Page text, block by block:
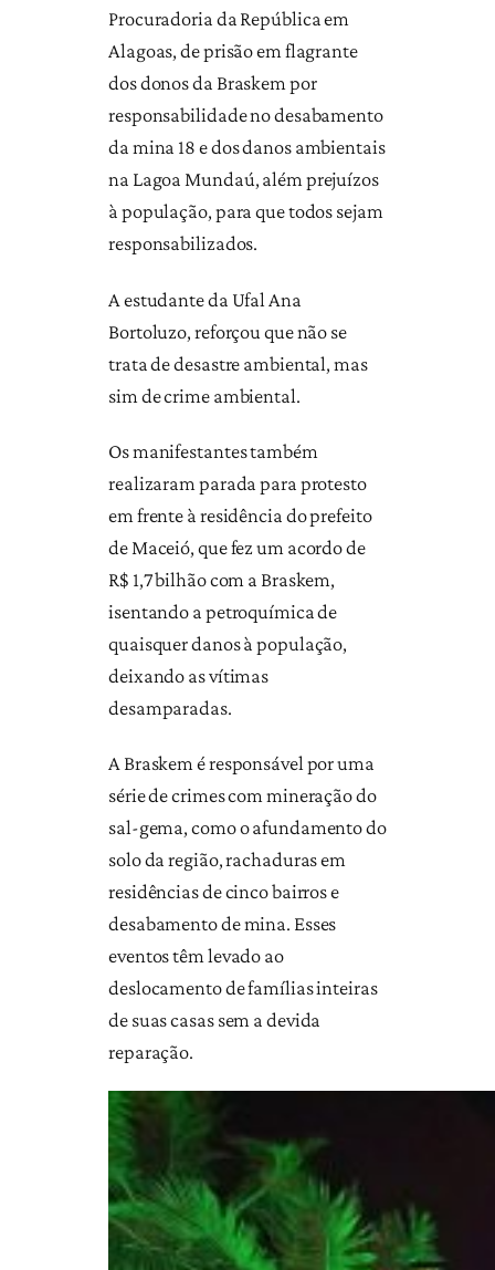
Procuradoria da República em
Alagoas, de prisão em flagrante
dos donos da Braskem por
responsabilidade no desabamento
da mina 18 e dos danos ambientais
na Lagoa Mundaú, além prejuízos
à população, para que todos sejam
responsabilizados.
A estudante da Ufal Ana
Bortoluzo, reforçou que não se
trata de desastre ambiental, mas
sim de crime ambiental.
Os manifestantes também
realizaram parada para protesto
em frente à residência do prefeito
de Maceió, que fez um acordo de
R$ 1,7 bilhão com a Braskem,
isentando a petroquímica de
quaisquer danos à população,
deixando as vítimas
desamparadas.
A Braskem é responsável por uma
série de crimes com mineração do
sal-gema, como o afundamento do
solo da região, rachaduras em
residências de cinco bairros e
desabamento de mina. Esses
eventos têm levado ao
deslocamento de famílias inteiras
de suas casas sem a devida
reparação.